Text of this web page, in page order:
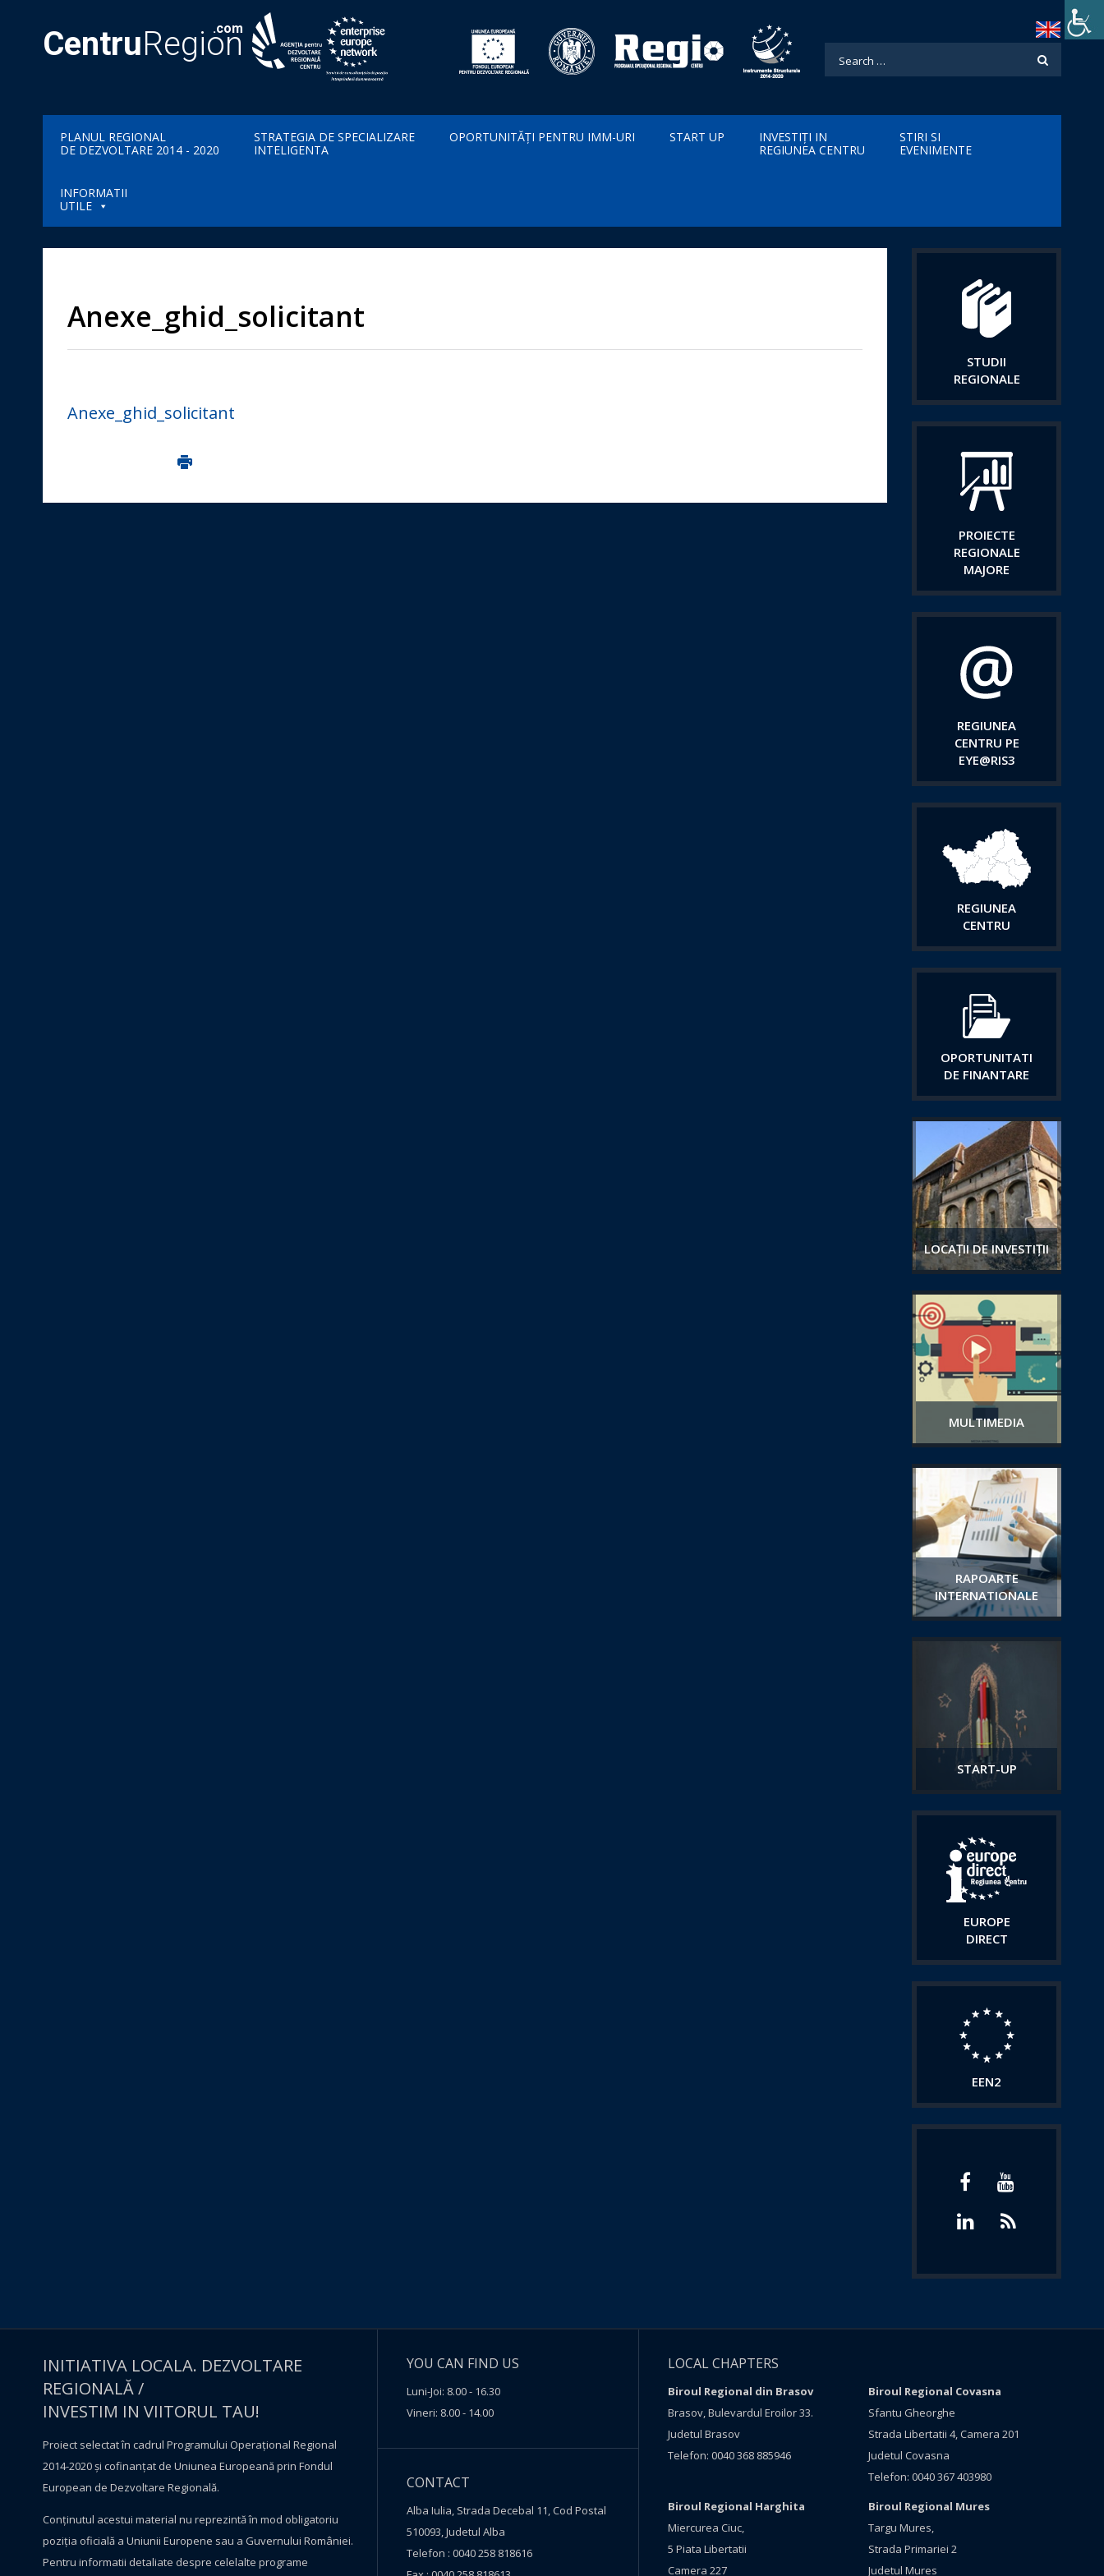
CentruRegion
.com
PLANUL REGIONAL
DE DEZVOLTARE 2014 - 2020
STRATEGIA DE SPECIALIZARE
INTELIGENTA
OPORTUNITĂȚI PENTRU IMM-URI START UP
INVESTIȚI IN
REGIUNEA CENTRU
STIRI SI
EVENIMENTE
INFORMATII
UTILE
Anexe_ghid_solicitant
Anexe_ghid_solicitant
Imprima aceasta pagina
STUDII
REGIONALE
PROIECTE
REGIONALE
MAJORE
REGIUNEA
CENTRU PE
EYE@RIS3
REGIUNEA
CENTRU
OPORTUNITATI
DE FINANTARE
LOCAȚII DE INVESTIȚII
MULTIMEDIA
RAPOARTE
INTERNATIONALE
START-UP
EUROPE
DIRECT
EEN2
INITIATIVA LOCALA. DEZVOLTARE
REGIONALĂ /
INVESTIM IN VIITORUL TAU!
Proiect selectat în cadrul Programului Operațional Regional
2014-2020 și cofinanțat de Uniunea Europeană prin Fondul
European de Dezvoltare Regională.
Conţinutul acestui material nu reprezintă în mod obligatoriu
poziţia oficială a Uniunii Europene sau a Guvernului României.
Pentru informatii detaliate despre celelalte programe
YOU CAN FIND US
Luni-Joi: 8.00 - 16.30
Vineri: 8.00 - 14.00
CONTACT
Alba Iulia, Strada Decebal 11, Cod Postal
510093, Judetul Alba
Telefon : 0040 258 818616
LOCAL CHAPTERS
Biroul Regional din Brasov
Brasov, Bulevardul Eroilor 33.
Judetul Brasov
Telefon: 0040 368 885946
Biroul Regional Covasna
Sfantu Gheorghe
Strada Libertatii 4, Camera 201
Judetul Covasna
Telefon: 0040 367 403980
Biroul Regional Harghita
Miercurea Ciuc,
5 Piata Libertatii
Camera 227
Biroul Regional Mures
Targu Mures,
Strada Primariei 2
Judetul Mures